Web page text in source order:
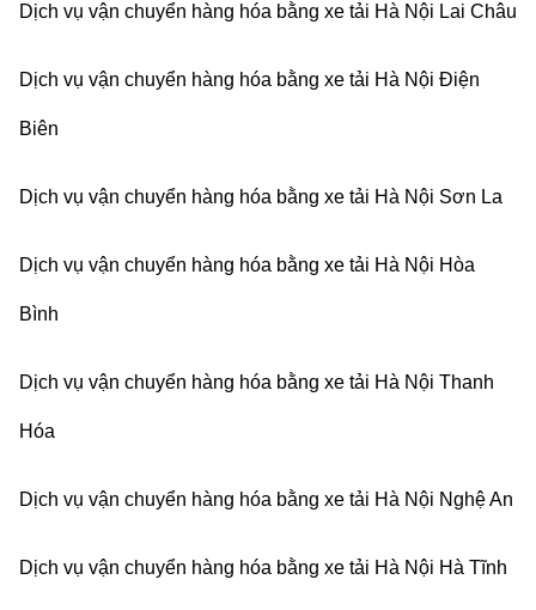
Dịch vụ vận chuyển hàng hóa bằng xe tải Hà Nội Lai Châu
Dịch vụ vận chuyển hàng hóa bằng xe tải Hà Nội Điện
Biên
Dịch vụ vận chuyển hàng hóa bằng xe tải Hà Nội Sơn La
Dịch vụ vận chuyển hàng hóa bằng xe tải Hà Nội Hòa
Bình
Dịch vụ vận chuyển hàng hóa bằng xe tải Hà Nội Thanh
Hóa
Dịch vụ vận chuyển hàng hóa bằng xe tải Hà Nội Nghệ An
Dịch vụ vận chuyển hàng hóa bằng xe tải Hà Nội Hà Tĩnh